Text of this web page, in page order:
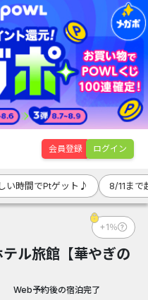
会員登録 ログイン
い時間でPtゲット♪ 8/11ま
+1％
ル旅館【華やぎの
Web予約後の宿泊完了